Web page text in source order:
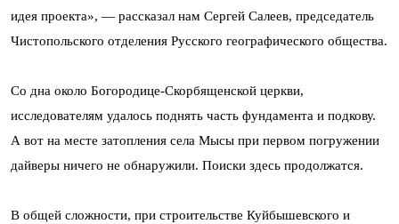
идея проекта», — рассказал нам Сергей Салеев, председатель
Чистопольского отделения Русского географического общества.
Со дна около Богородице-Скорбященской церкви,
исследователям удалось поднять часть фундамента и подкову.
А вот на месте затопления села Мысы при первом погружении
дайверы ничего не обнаружили. Поиски здесь продолжатся.
В общей сложности, при строительстве Куйбышевского и